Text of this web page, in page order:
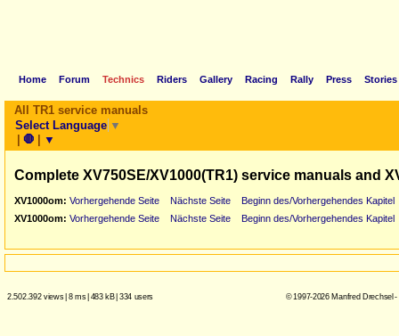
Home Forum Technics Riders Gallery Racing Rally Press Stories
All TR1 service manuals
Select Language ▼
| 🛑 | ▼
Complete XV750SE/XV1000(TR1) service manuals and
XV1000om: Vorhergehende Seite Nächste Seite
Beginn des/Vorhergehendes Kapitel
XV1000om: Vorhergehende Seite Nächste Seite Beginn des/Vorhergehendes Kapitel
2.502.392 views| 8 ms| 483 kB| 334 users © 1997-2026 Manfred Drechsel